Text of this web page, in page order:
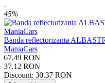
-
45%
Banda reflectorizanta
ManiaCars
67.49 RON
37.12 RON
Discount: 30.37 RON